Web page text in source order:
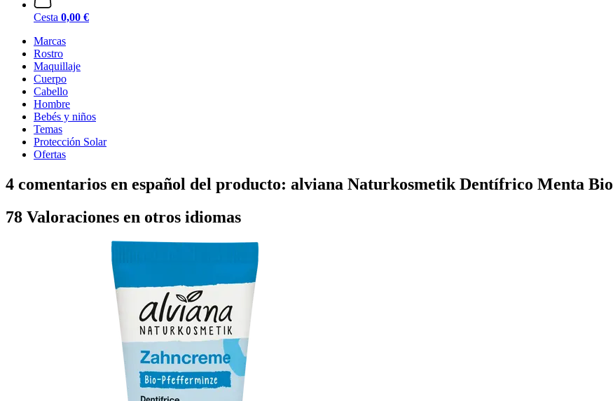
Cesta 0,00 €
Marcas
Rostro
Maquillaje
Cuerpo
Cabello
Hombre
Bebés y niños
Temas
Protección Solar
Ofertas
4 comentarios en español del producto: alviana Naturkosmetik Dentífrico Menta Bio
78 Valoraciones en otros idiomas